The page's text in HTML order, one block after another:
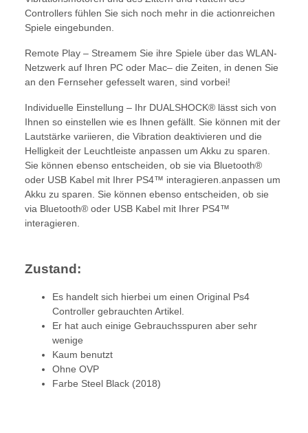
Controllers fühlen Sie sich noch mehr in die actionreichen
Spiele eingebunden.
Remote Play – Streamem Sie ihre Spiele über das WLAN-
Netzwerk auf Ihren PC oder Mac– die Zeiten, in denen Sie
an den Fernseher gefesselt waren, sind vorbei!
Individuelle Einstellung – Ihr DUALSHOCK® lässt sich von
Ihnen so einstellen wie es Ihnen gefällt. Sie können mit der
Lautstärke variieren, die Vibration deaktivieren und die
Helligkeit der Leuchtleiste anpassen um Akku zu sparen.
Sie können ebenso entscheiden, ob sie via Bluetooth®
oder USB Kabel mit Ihrer PS4™ interagieren.anpassen um
Akku zu sparen. Sie können ebenso entscheiden, ob sie
via Bluetooth® oder USB Kabel mit Ihrer PS4™
interagieren.
Zustand:
Es handelt sich hierbei um einen Original Ps4
Controller gebrauchten Artikel.
Er hat auch einige Gebrauchsspuren aber sehr
wenige
Kaum benutzt
Ohne OVP
Farbe Steel Black (2018)